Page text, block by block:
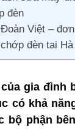
đèn
Việt –
đèn tai
gia đình
có khả
bộ phận